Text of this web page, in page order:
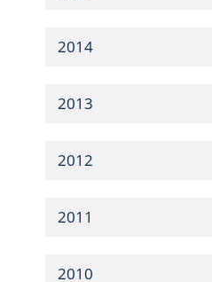
2014
2013
2012
2011
2010